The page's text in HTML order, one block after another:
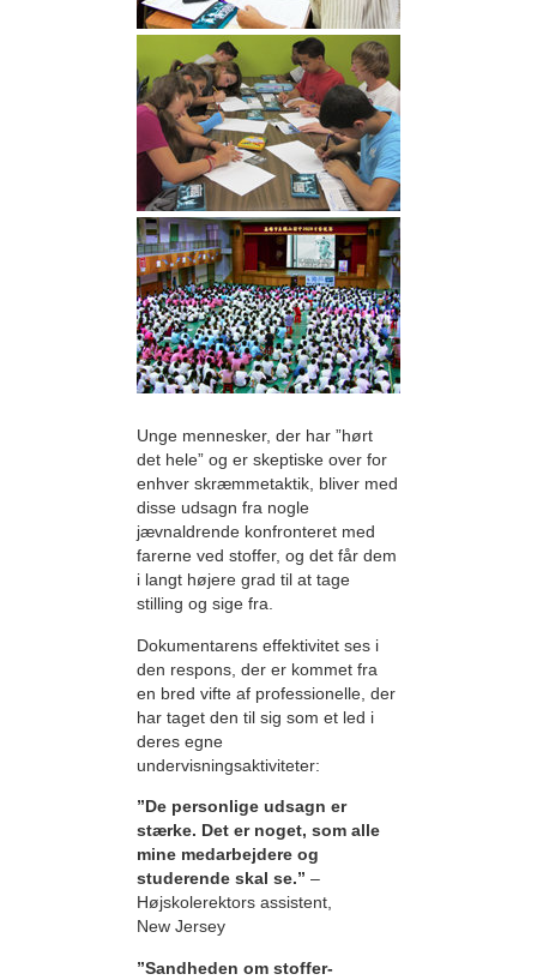
Unge mennesker, der har ”hørt
det hele” og er skeptiske over for
enhver skræmmetaktik, bliver med
disse udsagn fra nogle
jævnaldrende konfronteret med
farerne ved stoffer, og det får dem
i langt højere grad til at tage
stilling og sige fra.
Dokumentarens effektivitet ses i
den respons, der er kommet fra
en bred vifte af professionelle, der
har taget den til sig som et led i
deres egne
undervisningsaktiviteter:
”De personlige udsagn er
stærke. Det er noget, som alle
mine medarbejdere og
studerende skal se.” –
Højskolerektors assistent,
New Jersey
”Sandheden om stoffer-